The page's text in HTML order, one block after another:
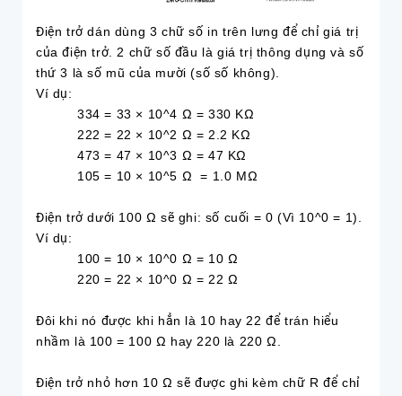
Điện trở dán dùng 3 chữ số in trên lưng để chỉ giá trị
của điện trở. 2 chữ số đầu là giá trị thông dụng và số
thứ 3 là số mũ của mười (số số không).
Ví dụ:
334 = 33 × 10^4 Ω = 330 KΩ
222 = 22 × 10^2 Ω = 2.2 KΩ
473 = 47 × 10^3 Ω = 47 KΩ
105 = 10 × 10^5 Ω = 1.0 MΩ
Điện trở dưới 100 Ω sẽ ghi: số cuối = 0 (Vì 10^0 = 1).
Ví dụ:
100 = 10 × 10^0 Ω = 10 Ω
220 = 22 × 10^0 Ω = 22 Ω
Đôi khi nó được khi hẳn là 10 hay 22 để trán hiểu
nhầm là 100 = 100 Ω hay 220 là 220 Ω.
Điện trở nhỏ hơn 10 Ω sẽ được ghi kèm chữ R để chỉ